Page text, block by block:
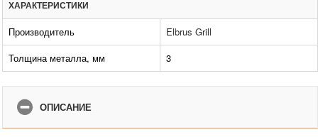
ХАРАКТЕРИСТИКИ
Производитель
Elbrus Grill
Толщина металла, мм
3
ОПИСАНИЕ